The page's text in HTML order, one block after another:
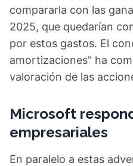
compararla con las
2025, que quedarían
por estos gastos. El
amortizaciones" ha
valoración de las
Microsoft
empresariales
En paralelo a estas